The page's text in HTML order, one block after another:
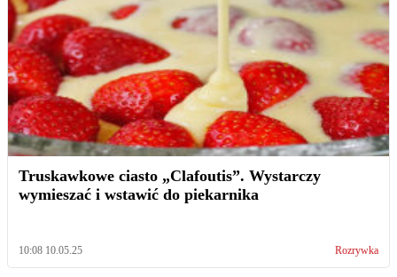
Truskawkowe ciasto „Clafoutis”. Wystarczy
wymieszać i wstawić do piekarnika
10:08 10.05.25 Rozrywka